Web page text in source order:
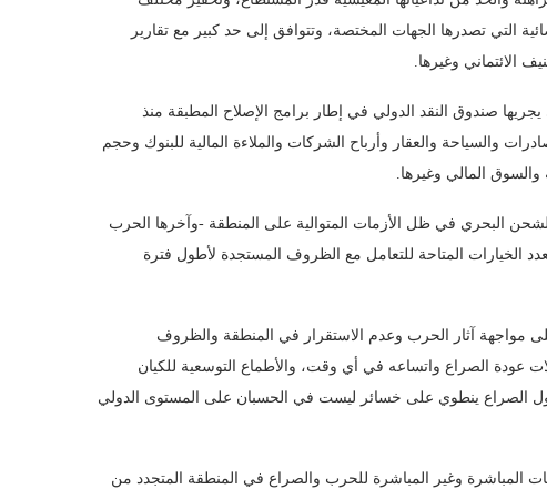
التي تصدرها الجهات المختصة، وتتوافق إلى حد كبير مع تقارير
الائتماني وغيرها.
صندوق النقد الدولي في إطار برامج الإصلاح المطبقة منذ
والسياحة والعقار وأرباح الشركات والملاءة المالية للبنوك وحجم
والسوق المالي وغيرها.
البحري في ظل الأزمات المتوالية على المنطقة -وآخرها الحرب
الخيارات المتاحة للتعامل مع الظروف المستجدة لأطول فترة
مواجهة آثار الحرب وعدم الاستقرار في المنطقة والظروف
عودة الصراع واتساعه في أي وقت، والأطماع التوسعية للكيان
الصراع ينطوي على خسائر ليست في الحسبان على المستوى الدولي
المباشرة وغير المباشرة للحرب والصراع في المنطقة المتجدد من